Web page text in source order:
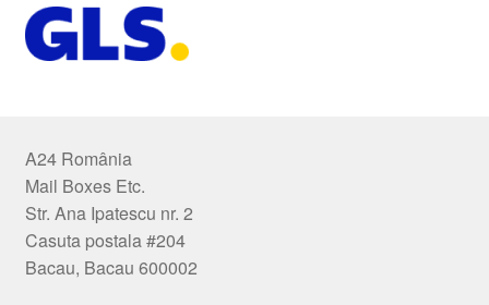
A24 România
Mail Boxes Etc.
Str. Ana Ipatescu nr. 2
Casuta postala #204
Bacau, Bacau 600002